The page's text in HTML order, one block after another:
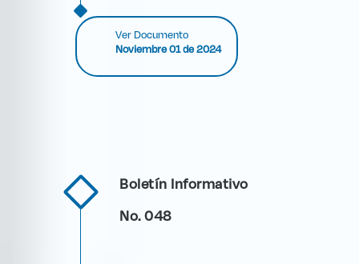
Ver Documento
Noviembre 01 de 2024
Boletín Informativo
No. 048